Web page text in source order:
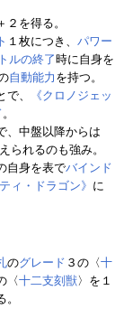
２を得る。
１枚につき、 パワー
ルの終了時に自身を
自動能力 を持つ。
で、
《クロノジェッ
。
、中盤以降からは
られるのも強み。
自身を表でバインド
ィ・ドラゴン》 に
のグレード ３の〈十
〈十二支刻獣〉を１
。